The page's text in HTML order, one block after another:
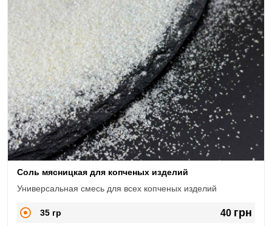
Соль мясницкая для копченых изделий
Универсальная смесь для всех копченых изделий
35 гр 40 грн